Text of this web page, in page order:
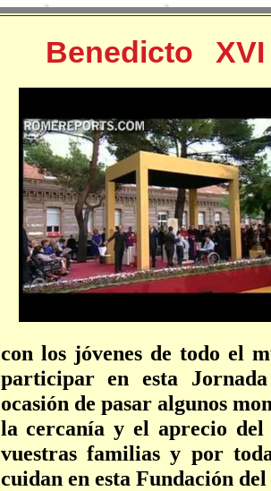
Benedicto
con los jóvenes de todo el
participar en esta
ocasión de pasar algunos
la cercanía y el aprecio
vuestras familias y por
cuidan en esta Fundación